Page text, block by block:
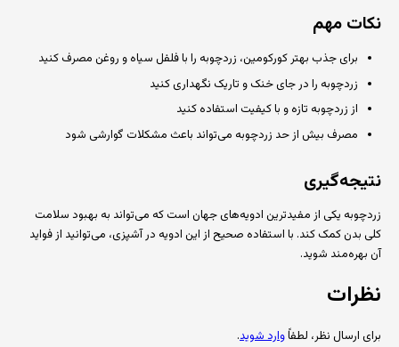
نکات مهم
برای جذب بهتر کورکومین، زردچوبه را با فلفل سیاه و روغن مصرف کنید
زردچوبه را در جای خنک و تاریک نگهداری کنید
از زردچوبه تازه و با کیفیت استفاده کنید
مصرف بیش از حد زردچوبه می‌تواند باعث مشکلات گوارشی شود
نتیجه‌گیری
زردچوبه یکی از مفیدترین ادویه‌های جهان است که می‌تواند به بهبود سلامت
کلی بدن کمک کند. با استفاده صحیح از این ادویه در آشپزی، می‌توانید از فواید
آن بهره‌مند شوید.
نظرات
برای ارسال نظر، لطفاًوارد شوید.